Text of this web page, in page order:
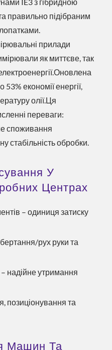
правильно підібраним
прилади
як миттєве, так
економії енергії,
олії.Ця
переваги:
споживання
стабільність обробки.
У
Центрах
– одиниця затиску
рух руки та
надійне утримання
позиціонування та
Машин Та